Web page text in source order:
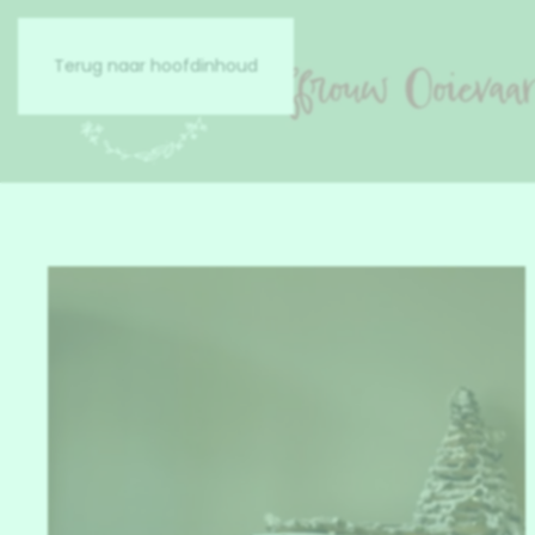
Terug naar hoofdinhoud